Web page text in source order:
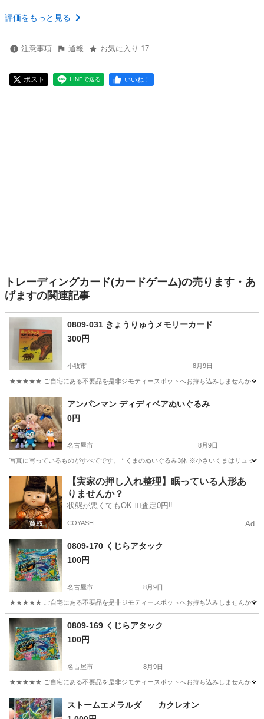
評価をもっと見る
注意事項 通報 お気に入り 17
ポスト LINEで送る いいね！
トレーディングカード(カードゲーム)の売ります・あ
げますの関連記事
0809-031 きょうりゅうメモリーカード
300円
小牧市 8月9日
★★★★★ ご自宅にある不要品を是非ジモティースポットへお持ち込みしませんか？
愛知 小牧市 カードゲーム
アンパンマン ディディベアぬいぐるみ
0円
名古屋市 8月9日
写真に写っているものがすべてです。 * くまのぬいぐるみ3体 ※小さいくまはリュッ
愛知 名古屋市 おもちゃ
【実家の押し入れ整理】眠っている人形あ
りませんか？
状態が悪くてもOK🙆‍♀️査定0円‼️
COYASH Ad
0809-170 くじらアタック
100円
名古屋市 8月9日
★★★★★ ご自宅にある不要品を是非ジモティースポットへお持ち込みしませんか？
愛知 名古屋市 現地
0809-169 くじらアタック
100円
名古屋市 8月9日
★★★★★ ご自宅にある不要品を是非ジモティースポットへお持ち込みしませんか？
愛知 名古屋市 おもちゃ 現地
ストームエメラルダ カクレオン